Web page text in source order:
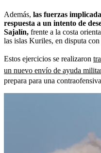
Además, las fuerzas
respuesta a un intento de
Sajalín, frente a la costa
las islas Kuriles, en disputa con
Estos ejercicios se realizaron
un nuevo envío de ayuda
prepara para una